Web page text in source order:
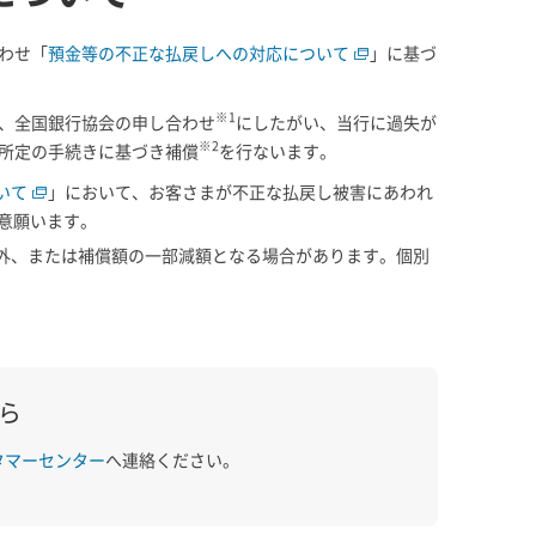
せ「預金等の不正な払戻しへの対応について 」に基づ
全国銀行協会の申し合わせ※1にしたがい、当行に過失が
定の手続きに基づき補償※2を行ないます。
て
」において、お客さまが不正な払戻し被害にあわれ
います。
または補償額の一部減額となる場合があります。個別
ーセンターへ連絡ください。